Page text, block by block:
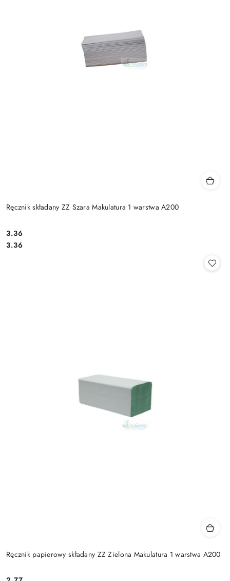
Ręcznik składany ZZ Szara Makulatura 1 warstwa A200
Cena:
3.36
Cena:
3.36
Ręcznik papierowy składany ZZ Zielona Makulatura 1 warstwa A200